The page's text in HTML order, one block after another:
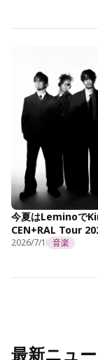
今夏はLeminoで
CEN+RAL Tour
2026/7/1 音楽
最新ニュ